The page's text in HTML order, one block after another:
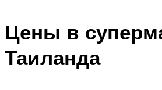
Цены в
Таиланда